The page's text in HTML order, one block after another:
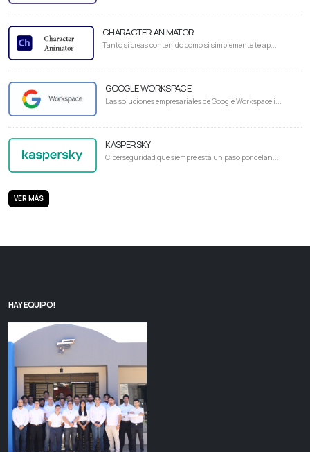
CHARACTER ANIMATOR
Tanto si creas contenido como si simplemente te ap...
GOOGLE WORKSPACE
Las soluciones empresariales de Google Workspace i...
KASPERSKY
Ciberseguridad que siempre está un paso por delan...
VER MÁS
HAY EQUIPO!